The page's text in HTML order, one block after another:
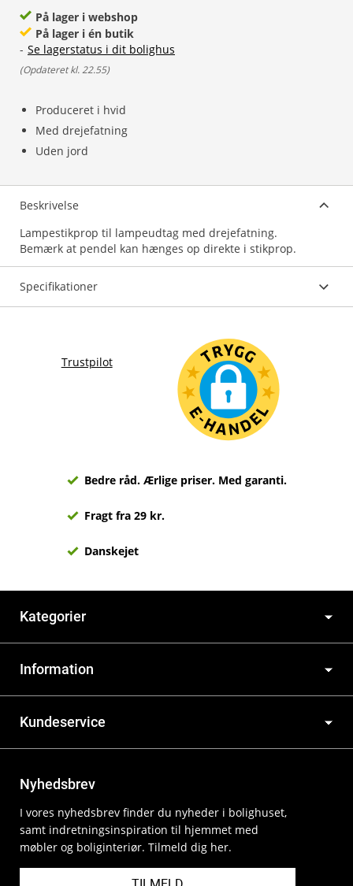
Produceret i hvid
Med drejefatning
Uden jord
På lager i webshop
På lager i én butik
- Se lagerstatus i dit bolighus
(Opdateret kl. 22.55)
Beskrivelse
Lampestikprop til lampeudtag med drejefatning.
Bemærk at pendel kan hænges op direkte i stikprop.
Specifikationer
Trustpilot
Bedre råd. Ærlige priser. Med garanti.
Fragt fra 29 kr.
Danskejet
Kategorier
Information
Kundeservice
Nyhedsbrev
I vores nyhedsbrev finder du nyheder i bolighuset,
samt indretningsinspiration til hjemmet med
møbler og boliginteriør. Tilmeld dig her.